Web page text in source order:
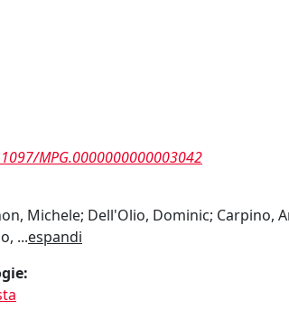
MPG.0000000000003042
Michele; Dell'Olio, Dominic; Carpino,
...espandi